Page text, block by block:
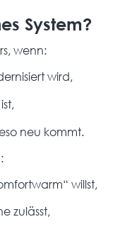
System?
wenn:
wird,
neu kommt.
willst,
zulässt,